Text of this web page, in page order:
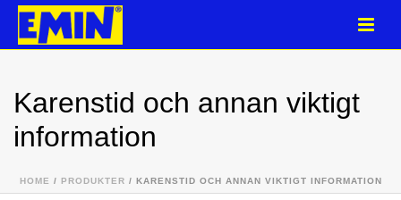
Karenstid och annan viktigt
information
HOME / PRODUKTER / KARENSTID OCH ANNAN VIKTIGT INFORMATION